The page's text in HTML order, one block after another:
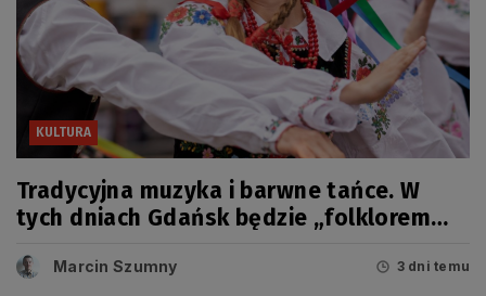
KULTURA
Tradycyjna muzyka i barwne tańce. W
tych dniach Gdańsk będzie „folklorem
Marcin Szumny 3 dni temu